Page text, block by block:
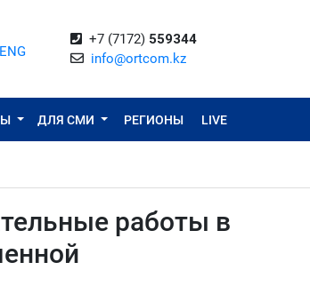
ENG
+7 (7172) 559344
info@ortcom.kz
ДЛЯ СМИ РЕГИОНЫ LIVE
работы в